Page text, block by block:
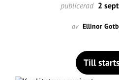
publicerad 2
av Ellinor
Till